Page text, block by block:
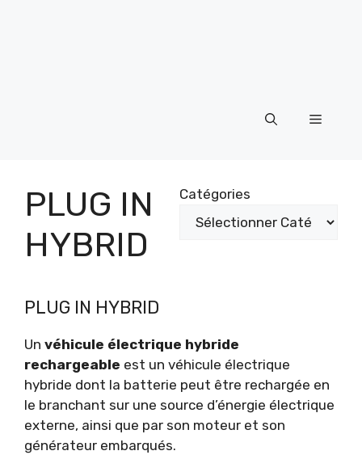
Menu
PLUG IN
HYBRID
Catégories
PLUG IN HYBRID
Un véhicule électrique hybride
rechargeable est un véhicule électrique
hybride dont la batterie peut être rechargée en
le branchant sur une source d’énergie électrique
externe, ainsi que par son moteur et son
générateur embarqués.